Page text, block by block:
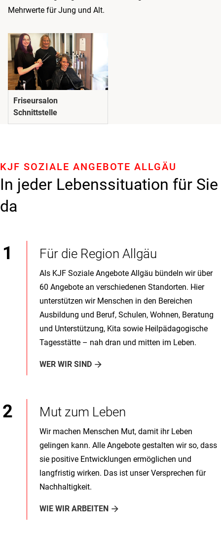
Mehrwerte für Jung und Alt.
Friseursalon
Schnittstelle
In jeder Lebenssituation für Sie
da
KJF SOZIALE ANGEBOTE ALLGÄU
Für die Region Allgäu
Als KJF Soziale Angebote Allgäu bündeln wir über
60 Angebote an verschiedenen Standorten. Hier
unterstützen wir Menschen in den Bereichen
Ausbildung und Beruf, Schulen, Wohnen, Beratung
und Unterstützung, Kita sowie Heilpädagogische
Tagesstätte – nah dran und mitten im Leben.
WER WIR SIND
Mut zum Leben
Wir machen Menschen Mut, damit ihr Leben
gelingen kann. Alle Angebote gestalten wir so, dass
sie positive Entwicklungen ermöglichen und
langfristig wirken. Das ist unser Versprechen für
Nachhaltigkeit.
WIE WIR ARBEITEN